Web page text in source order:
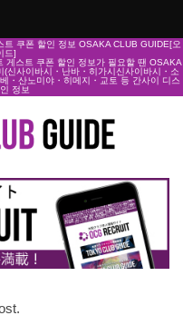
쿠폰 할인 정보 OSAKA CLUB GUIDE[오
드]
게스트 쿠폰 할인 정보가 필요할 땐 OSAKA
신사이바시・난바・히가시신사이바시・소
・산노미야・히메지・교토 등 간사이 디스
정보